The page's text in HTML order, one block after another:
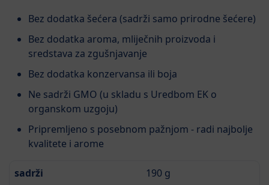
Bez dodatka šećera (sadrži samo prirodne šećere)
Bez dodatka aroma, mliječnih proizvoda i
sredstava za zgušnjavanje
Bez dodatka konzervansa ili boja
Ne sadrži GMO (u skladu s Uredbom EK o
organskom uzgoju)
Pripremljeno s posebnom pažnjom - radi najbolje
kvalitete i arome
sadrži
190 g